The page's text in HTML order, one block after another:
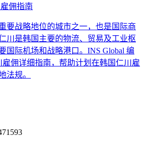
佣指南
要战略地位的城市之一，也是国际商
川是韩国主要的物流、贸易及工业枢
国际机场和战略港口。INS Global 编
雇佣详细指南，帮助计划在韩国仁川雇
法规。